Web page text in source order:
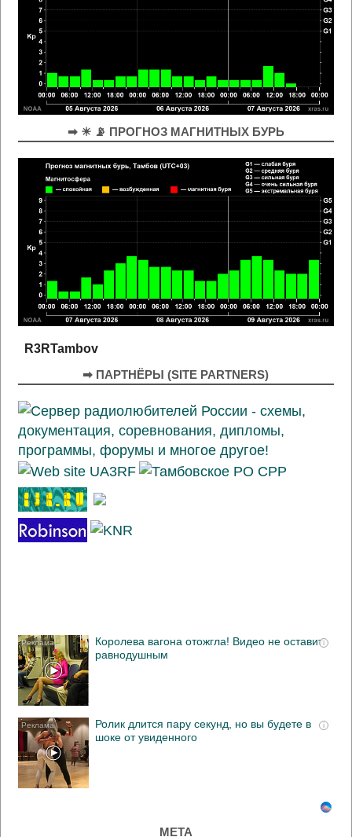
➡ ☀ 📡 ПРОГНОЗ МАГНИТНЫХ БУРЬ
R3RTambov
➡ ПАРТНЁРЫ (SITE PARTNERS)
i
Королева вагона отожгла! Видео не оставит
равнодушным
i
Ролик длится пару секунд, но вы будете в
шоке от увиденного
МЕТА